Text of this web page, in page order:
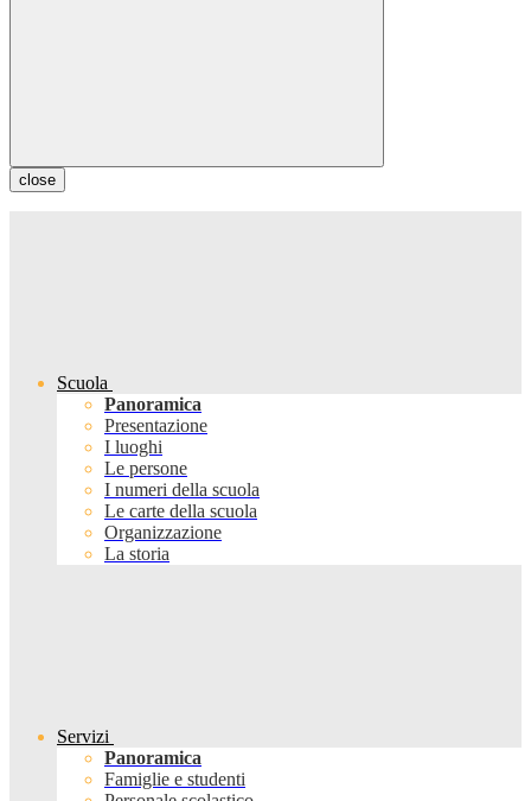
close
Scuola
Panoramica
Presentazione
I luoghi
Le persone
I numeri della scuola
Le carte della scuola
Organizzazione
La storia
Servizi
Panoramica
Famiglie e studenti